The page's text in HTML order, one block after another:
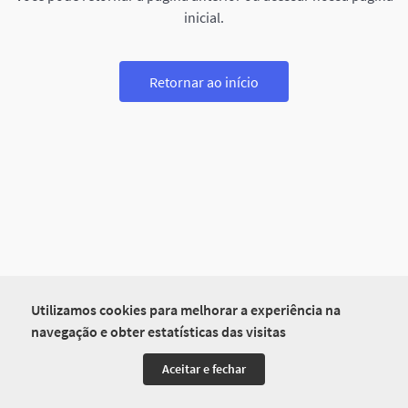
Utilizamos cookies para melhorar a experiência na
navegação e obter estatísticas das visitas
Aceitar e fechar
inicial.
Retornar ao início